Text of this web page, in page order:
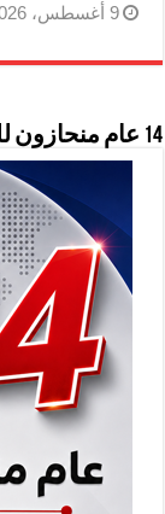
9 أغسطس، 2026
14 عام منحازون للحقيقة …